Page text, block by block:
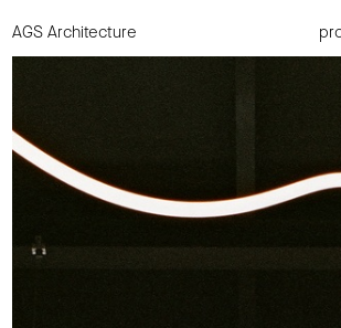
AGS Architecture